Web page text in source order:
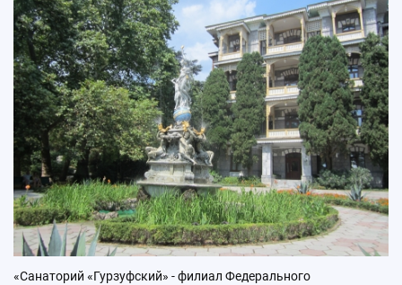
«Санаторий «Гурзуфский» - филиал Федерального